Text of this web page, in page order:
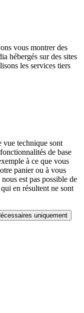
vous montrer des
hébergés sur des sites
les services tiers
vue technique sont
de base
à ce que vous
panier ou à vous
est pas possible de
en résultent ne sont
uniquement